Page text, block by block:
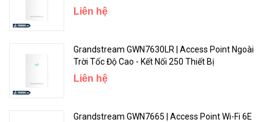
Các tính năng này vẫn sử dụng được từ xa qua mạng di động. Với
Liên hệ
Grandstream GWN7630LR | Access Point Ngoài
Trời Tốc Độ Cao - Kết Nối 250 Thiết Bị
Liên hệ
Grandstream GWN7665 | Access Point Wi-Fi 6E